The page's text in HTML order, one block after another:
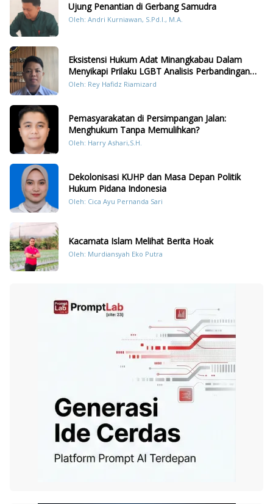
Ujung Penantian di Gerbang Samudra
Oleh: Andri Kurniawan, S.Pd.I., M.A.
Eksistensi Hukum Adat Minangkabau Dalam
Menyikapi Prilaku LGBT Analisis Perbandingan
Dengan Hukum Pidana
Oleh: Rey Hafidz Riamizard
Pemasyarakatan di Persimpangan Jalan:
Menghukum Tanpa Memulihkan?
Oleh: Harry Ashari,S.H.
Dekolonisasi KUHP dan Masa Depan Politik
Hukum Pidana Indonesia
Oleh: Cica Ayu Pernanda Sari
Kacamata Islam Melihat Berita Hoak
Oleh: Murdiansyah Eko Putra